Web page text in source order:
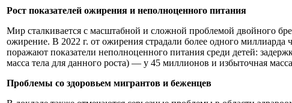
Рост показателей ожирения и неполноценного питания
Мир сталкивается с масштабной и сложной проблемой двойного
ожирение. В 2022 г. от ожирения страдали более одного миллиарда
поражают показатели неполноценного питания среди детей:
масса тела для данного роста) — у 45 миллионов и избыточная
Проблемы со здоровьем мигрантов и беженцев